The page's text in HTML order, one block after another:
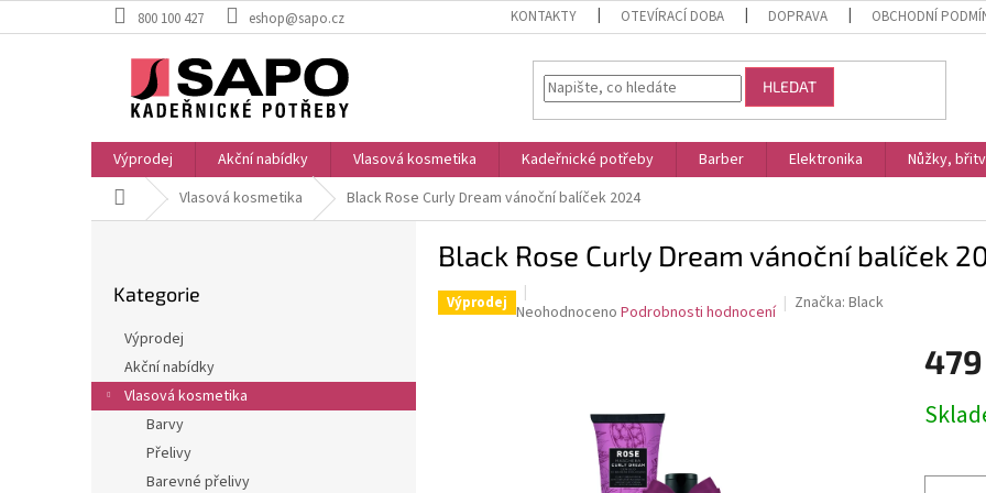
na
800 100 427 eshop@sapo.cz KONTAKTY OTEVÍRACÍ DOBA DOPRAVA OBCHODNÍ
HLEDAT
Výprodej Akční nabídky Vlasová kosmetika Kadeřnické potřeby Barber Elektronika Nůžky,
Domů Vlasová kosmetika Black Rose Curly Dream vánoční balíček 2024
n
kategorie
Kategorie
Výprodej
Akční nabídky
Vlasová kosmetika
Barvy
Přelivy
Barevné přelivy
Black Rose Curly Dream vánoční balíček
Výprodej Průměrné
Neohodnoceno Podrobnosti hodnocení Značka: Black
cena: